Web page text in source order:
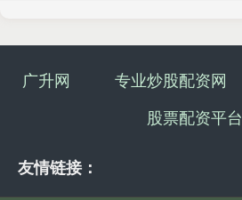
广升网 专业炒股配资网
股票配资平台
友情链接：